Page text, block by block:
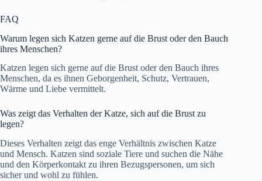
FAQ
Warum legen sich Katzen gerne auf die Brust oder den Bauch
ihres Menschen?
Katzen legen sich gerne auf die Brust oder den Bauch ihres
Menschen, da es ihnen Geborgenheit, Schutz, Vertrauen,
Wärme und Liebe vermittelt.
Was zeigt das Verhalten der Katze, sich auf die Brust zu
legen?
Dieses Verhalten zeigt das enge Verhältnis zwischen Katze
und Mensch. Katzen sind soziale Tiere und suchen die Nähe
und den Körperkontakt zu ihren Bezugspersonen, um sich
sicher und wohl zu fühlen.